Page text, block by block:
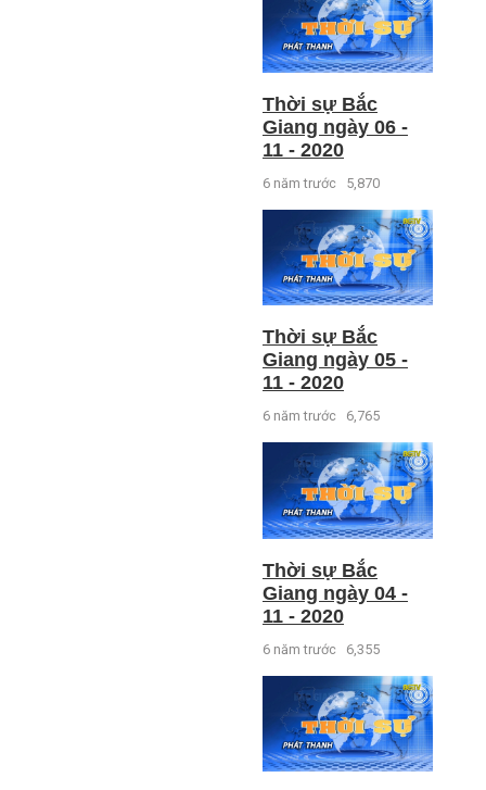
Thời sự Bắc
Giang ngày 06 -
11 - 2020
6 năm trước 5,870
Thời sự Bắc
Giang ngày 05 -
11 - 2020
6 năm trước 6,765
Thời sự Bắc
Giang ngày 04 -
11 - 2020
6 năm trước 6,355